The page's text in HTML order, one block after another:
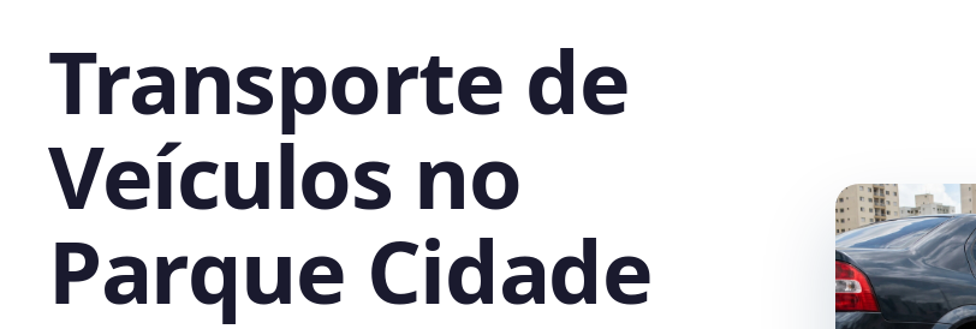
Transporte de
Veículos no
Parque Cidade